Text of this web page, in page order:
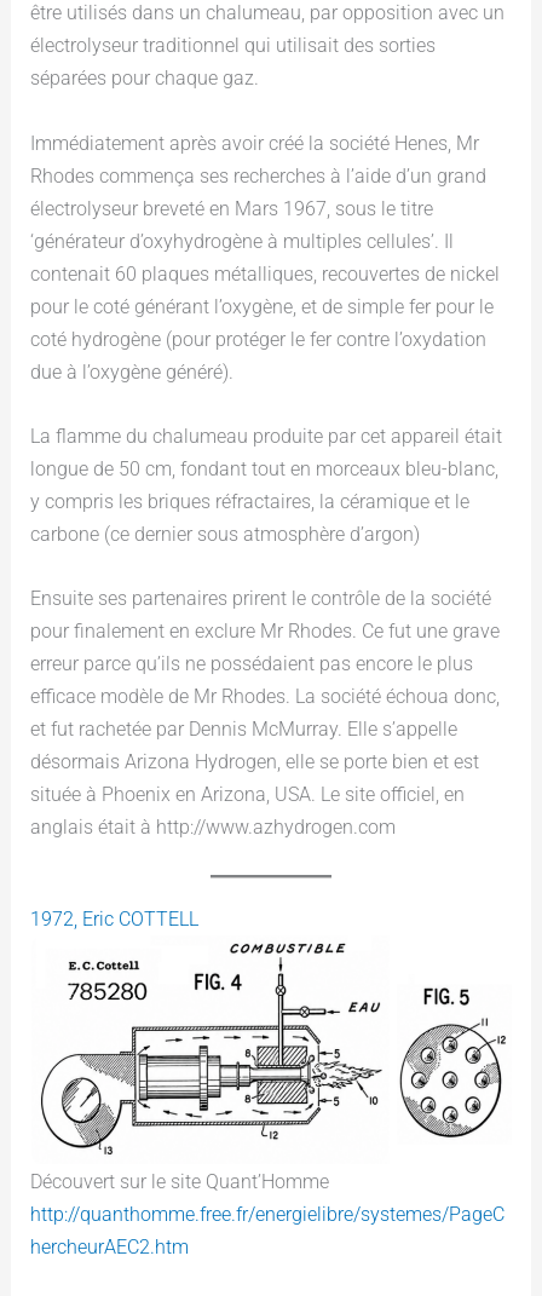
être utilisés dans un chalumeau, par opposition avec un
électrolyseur traditionnel qui utilisait des sorties
séparées pour chaque gaz.
Immédiatement après avoir créé la société Henes, Mr
Rhodes commença ses recherches à l’aide d’un grand
électrolyseur breveté en Mars 1967, sous le titre
‘générateur d’oxyhydrogène à multiples cellules’. Il
contenait 60 plaques métalliques, recouvertes de nickel
pour le coté générant l’oxygène, et de simple fer pour le
coté hydrogène (pour protéger le fer contre l’oxydation
due à l’oxygène généré).
La flamme du chalumeau produite par cet appareil était
longue de 50 cm, fondant tout en morceaux bleu-blanc,
y compris les briques réfractaires, la céramique et le
carbone (ce dernier sous atmosphère d’argon)
Ensuite ses partenaires prirent le contrôle de la société
pour finalement en exclure Mr Rhodes. Ce fut une grave
erreur parce qu’ils ne possédaient pas encore le plus
efficace modèle de Mr Rhodes. La société échoua donc,
et fut rachetée par Dennis McMurray. Elle s’appelle
désormais Arizona Hydrogen, elle se porte bien et est
située à Phoenix en Arizona, USA. Le site officiel, en
anglais était à http://www.azhydrogen.com
1972, Eric COTTELL
Découvert sur le site Quant’Homme
http://quanthomme.free.fr/energielibre/systemes/PageC
hercheurAEC2.htm